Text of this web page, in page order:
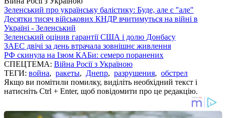
Зеленський про українську балістику: Буде, але є "але"
Десятки тисяч військових КНДР вчитимуться на війні в
Україні - Зеленський
Зеленський оцінив гарантії США і долю Донбасу
ЗАЕС двічі за день втрачала зовнішнє живлення
РФ скинула на Ізюм КАБи: семеро поранених
СПЕЦТЕМА: Війна Росії з Україною
ТЕГИ: война, ракеты, Днепр, разрушения, обстрел
Якщо ви помітили помилку, виділіть необхідний текст і
натисніть Ctrl + Enter, щоб повідомити про це редакцію.